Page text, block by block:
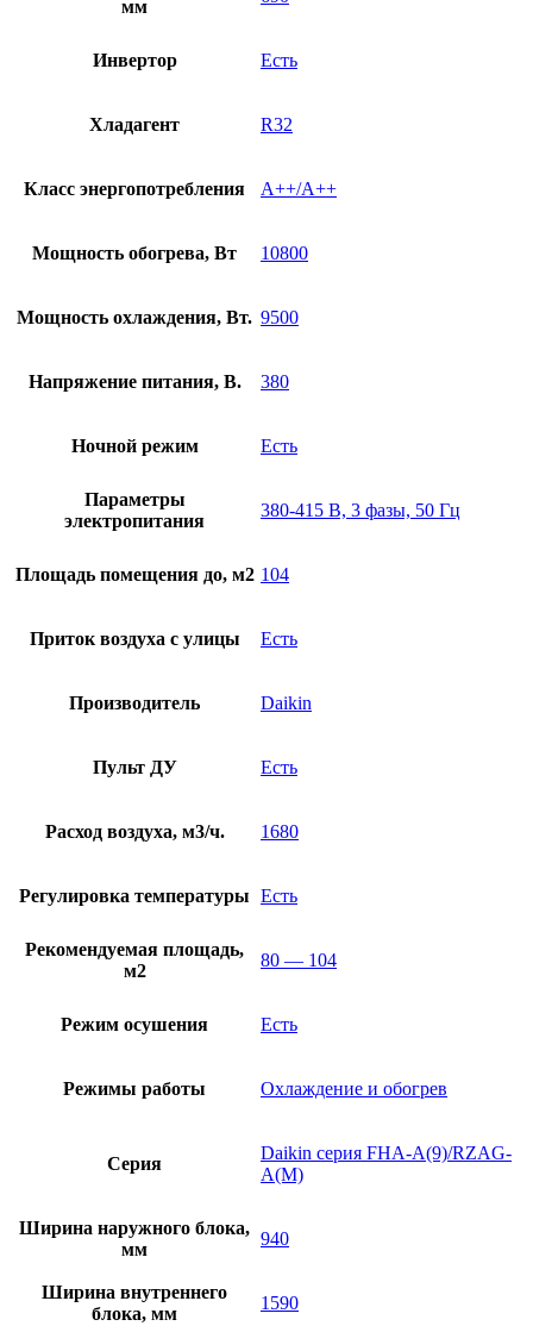
мм
Инвертор Есть
Хладагент R32
Класс энергопотребления A++/A++
Мощность обогрева, Вт 10800
Мощность охлаждения, Вт. 9500
Напряжение питания, В. 380
Ночной режим Есть
Параметры
электропитания
380-415 В, 3 фазы, 50 Гц
Площадь помещения до, м2 104
Приток воздуха с улицы Есть
Производитель Daikin
Пульт ДУ Есть
Расход воздуха, м3/ч. 1680
Регулировка температуры Есть
Рекомендуемая площадь,
м2
80 — 104
Режим осушения Есть
Режимы работы Охлаждение и обогрев
Серия
Daikin серия FHA-A(9)/RZAG-
A(M)
Ширина наружного блока,
мм
940
Ширина внутреннего
блока, мм
1590